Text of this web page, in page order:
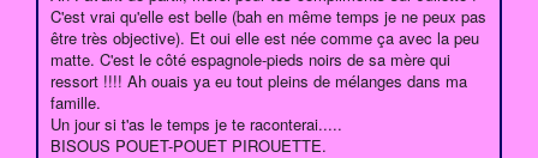
C'est vrai qu'elle est belle (bah en même temps je ne peux pas
être très objective). Et oui elle est née comme ça avec la peu
matte. C'est le côté espagnole-pieds noirs de sa mère qui
ressort !!!! Ah ouais ya eu tout pleins de mélanges dans ma
famille.
Un jour si t'as le temps je te raconterai.....
BISOUS POUET-POUET PIROUETTE.